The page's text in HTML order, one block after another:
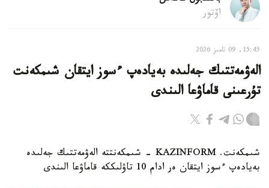
اۆتور
15:45, 09 تامىز 2026
الەۋمەتتىك جەلىدە بەيادەپ ءسوز ايتقان شىمكەنت
تۇرعىنى قاماۋعا الىندى
شىمكەنت. KAZINFORM - شىمكەنتتە الەۋمەتتىك جەلىدە
بەيادەپ ءسوز ايتقان ەر ادام 10 تاۋلىككە قاماۋعا الىندى